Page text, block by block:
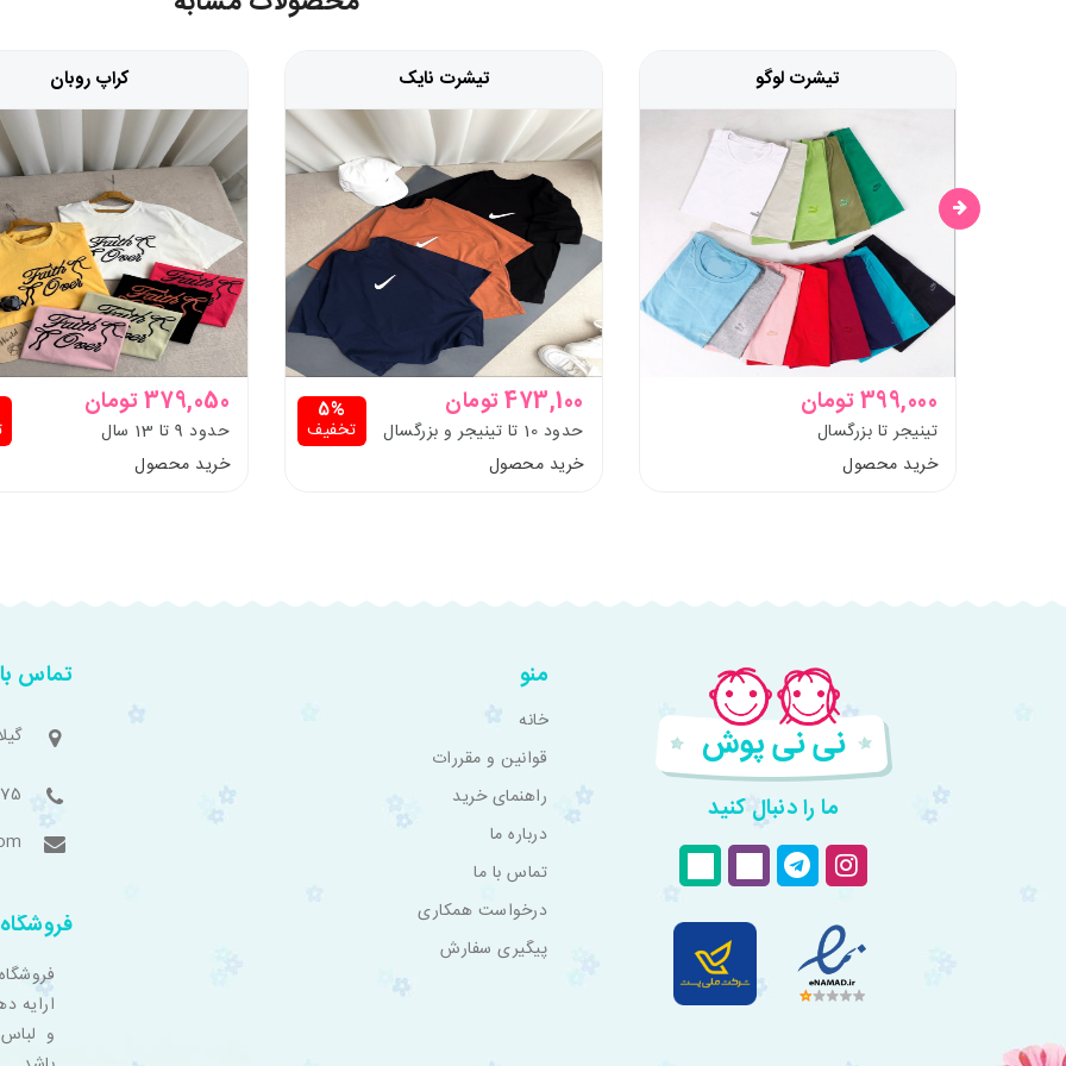
تیشرت لوگو
399,000 تومان
تینیجر تا بزرگسال
خرید محصول
تیشرت نایک
473,100 تومان
حدود 10 تا تینیجر و بزرگسال
خرید محصول
5%
تخفیف
کراپ روبان
379,050 تومان
حدود 9 تا 13 سال
خرید محصول
ما را دنبال کنید
منو
خانه
قوانین و مقررات
راهنمای خرید
درباره ما
تماس با ما
درخواست همکاری
پیگیری سفارش
تماس
ارایه
و